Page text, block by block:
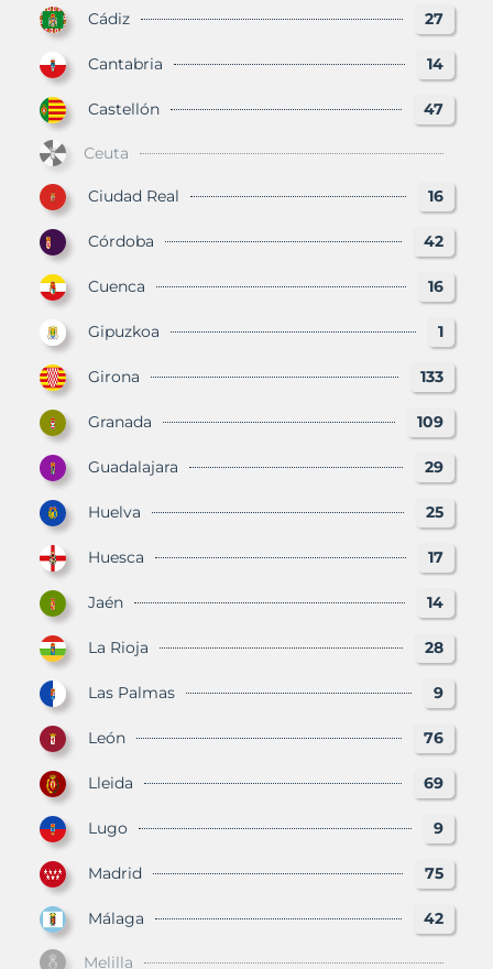
Cádiz 27
Cantabria 14
Castellón 47
Ceuta
Ciudad Real 16
Córdoba 42
Cuenca 16
Gipuzkoa 1
Girona 133
Granada 109
Guadalajara 29
Huelva 25
Huesca 17
Jaén 14
La Rioja 28
Las Palmas 9
León 76
Lleida 69
Lugo 9
Madrid 75
Málaga 42
Melilla